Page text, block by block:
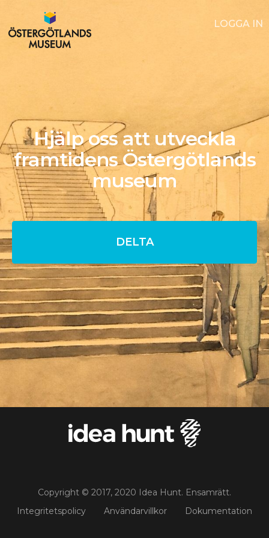
LOGGA IN
Hjälp oss att utveckla
framtidens Östergötlands
museum
DELTA
Copyright © 2017, 2020 Idea Hunt. Ensamrätt.
Integritetspolicy
Användarvillkor Dokumentation